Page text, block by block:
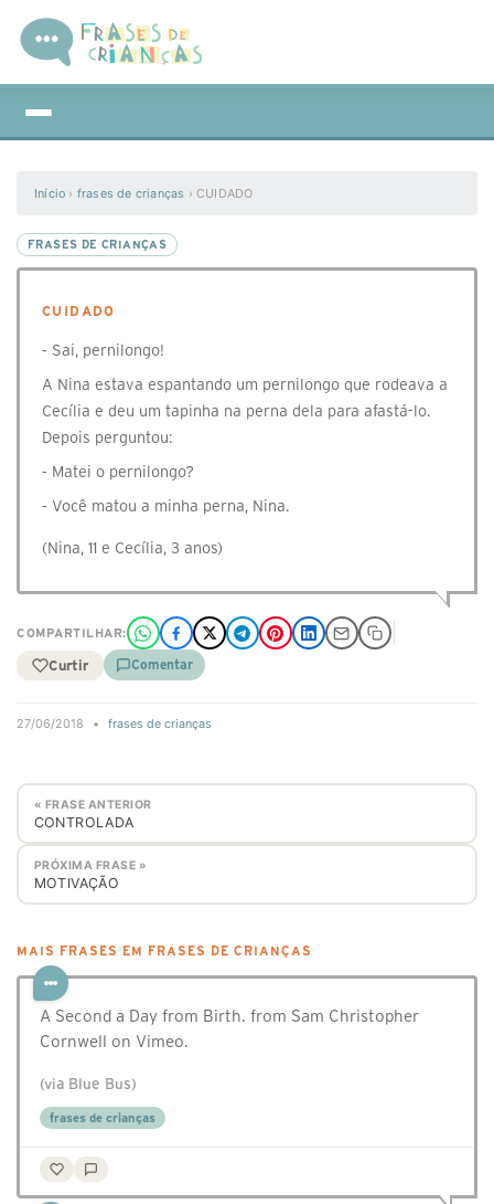
Início › frases de crianças ›CUIDADO
FRASES DE CRIANÇAS
CUIDADO
⁃ Sai, pernilongo!
A Nina estava espantando um pernilongo que rodeava a
Cecília e deu um tapinha na perna dela para afastá-lo.
Depois perguntou:
⁃ Matei o pernilongo?
⁃ Você matou a minha perna, Nina.
(Nina, 11 e Cecília, 3 anos)
COMPARTILHAR:
Curtir Comentar
27/06/2018 • frases de crianças
« FRASE ANTERIOR
CONTROLADA
PRÓXIMA FRASE »
MOTIVAÇÃO
MAIS FRASES EM FRASES DE CRIANÇAS
A Second a Day from Birth. from Sam Christopher
Cornwell on Vimeo.
(via Blue Bus)
frases de crianças